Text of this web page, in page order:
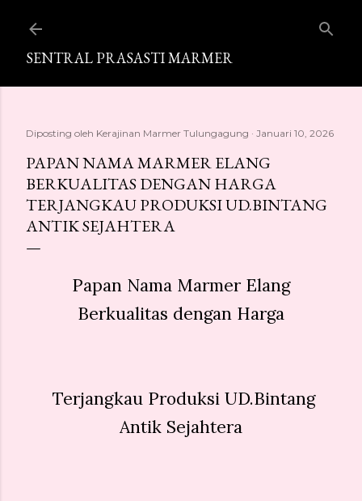
SENTRAL PRASASTI MARMER
Diposting oleh Kerajinan Marmer Tulungagung Januari 10, 2026
PAPAN NAMA MARMER ELANG
BERKUALITAS DENGAN HARGA
TERJANGKAU PRODUKSI UD.BINTANG
ANTIK SEJAHTERA
Papan Nama Marmer Elang
Berkualitas dengan Harga
Terjangkau Produksi UD.Bintang
Antik Sejahtera